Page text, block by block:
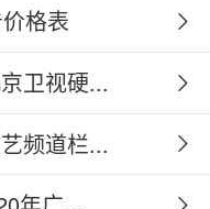
格表
卫视硬...
频道栏...